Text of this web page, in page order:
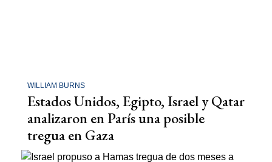
WILLIAM BURNS
Estados Unidos, Egipto, Israel y Qatar
analizaron en París una posible
tregua en Gaza